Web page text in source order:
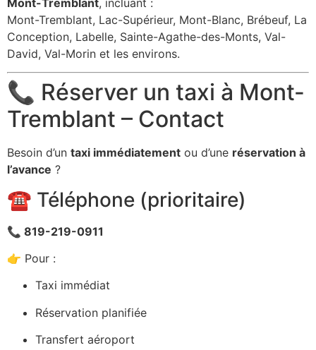
Mont-Tremblant, Lac-Supérieur, Mont-Blanc, Brébeuf, La
Conception, Labelle, Sainte-Agathe-des-Monts, Val-
David, Val-Morin et les environs.
📞 Réserver un taxi à Mont-
Tremblant – Contact
Besoin d’un taxi immédiatement ou d’une réservation à
l’avance ?
☎️ Téléphone (prioritaire)
📞 819-219-0911
👉 Pour :
Taxi immédiat
Réservation planifiée
Transfert aéroport